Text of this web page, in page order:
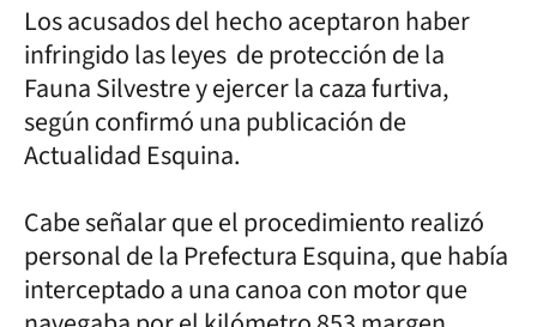
Los acusados del hecho aceptaron haber
infringido las leyes de protección de la
Fauna Silvestre y ejercer la caza furtiva,
según confirmó una publicación de
Actualidad Esquina.
Cabe señalar que el procedimiento realizó
personal de la Prefectura Esquina, que había
interceptado a una canoa con motor que